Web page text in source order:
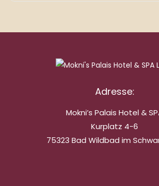
Adresse:
Mokni’s Palais Hotel &
Kurplatz 4-6
75323 Bad Wildbad im